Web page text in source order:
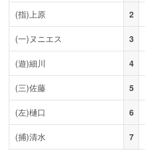
(指)上原 2
(一) ヌニエス 3
(遊)細川 4
(三)佐藤 5
(左)樋口 6
(捕)清水 7